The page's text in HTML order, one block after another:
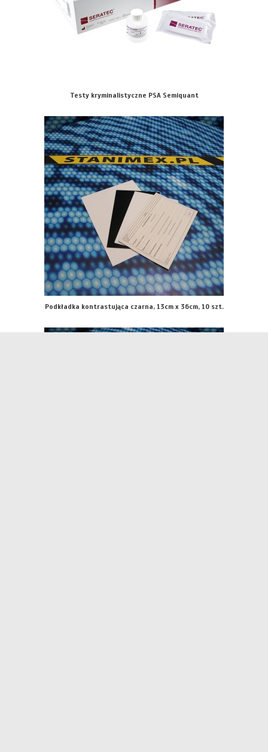
Testy kryminalistyczne PSA Semiquant
Podkładka kontrastująca czarna, 13cm x 36cm, 10 szt.